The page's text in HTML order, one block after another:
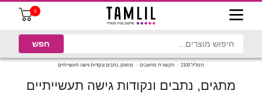
0
תמליל 2100 תקשורת מחשבים מתגים, נתבים ונקודות גישה תעשייתיים
מתגים, נתבים ונקודות גישה תעשייתיים